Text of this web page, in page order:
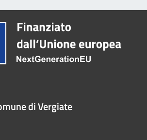
di Vergiate